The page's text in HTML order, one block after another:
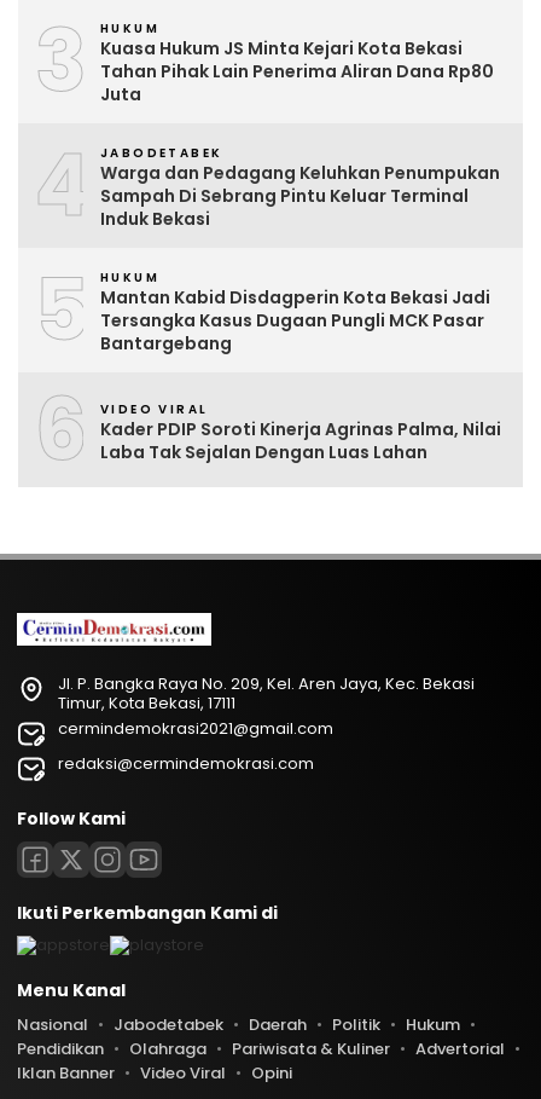
3 HUKUM
Kuasa Hukum JS Minta Kejari Kota Bekasi
Tahan Pihak Lain Penerima Aliran Dana Rp80
Juta
4 JABODETABEK
Warga dan Pedagang Keluhkan Penumpukan
Sampah Di Sebrang Pintu Keluar Terminal
Induk Bekasi
5 HUKUM
Mantan Kabid Disdagperin Kota Bekasi Jadi
Tersangka Kasus Dugaan Pungli MCK Pasar
Bantargebang
6 VIDEO VIRAL
Kader PDIP Soroti Kinerja Agrinas Palma, Nilai
Laba Tak Sejalan Dengan Luas Lahan
Jl. P. Bangka Raya No. 209, Kel. Aren Jaya, Kec. Bekasi
Timur, Kota Bekasi, 17111
cermindemokrasi2021@gmail.com
redaksi@cermindemokrasi.com
Follow Kami
Ikuti Perkembangan Kami di
Menu Kanal
Nasional Jabodetabek Daerah Politik
Hukum
Pendidikan
Olahraga Pariwisata & Kuliner
Advertorial
Iklan Banner
Video Viral Opini